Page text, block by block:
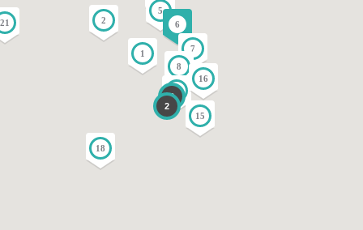
1
2
5
6
7
8
14
15
16
18
21
3
2